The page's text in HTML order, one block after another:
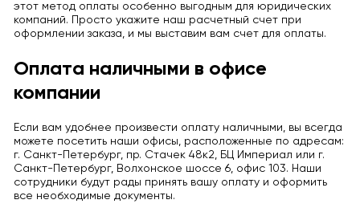
этот метод оплаты особенно выгодным для юридических
компаний. Просто укажите наш расчетный счет при
оформлении заказа, и мы выставим вам счет для оплаты.
Оплата наличными в офисе
компании
Если вам удобнее произвести оплату наличными, вы всегда
можете посетить наши офисы, расположенные по адресам:
г. Санкт-Петербург, пр. Стачек 48к2, БЦ Империал или г.
Санкт-Петербург, Волхонское шоссе 6, офис 103. Наши
сотрудники будут рады принять вашу оплату и оформить
все необходимые документы.